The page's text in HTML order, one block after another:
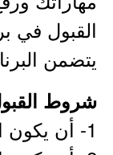
القبول في
يتضمن البرنامج
شروط
1- أن يكون المتقدم/ـه سعودي الجنسية.